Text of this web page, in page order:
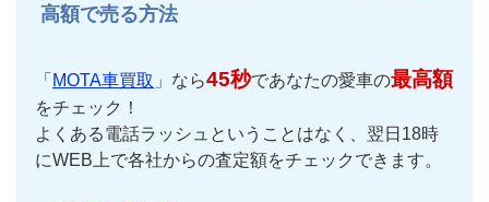
高額で売る方法
「 MOTA車買取 」なら45秒であなたの愛車の最高額
をチェック！
よくある電話ラッシュということはなく、翌日18時
にWEB上で各社からの査定額をチェックできます。